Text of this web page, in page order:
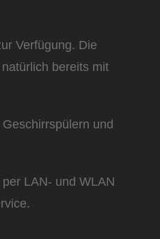
Verfügung. Die
bereits mit
und
LAN- und WLAN